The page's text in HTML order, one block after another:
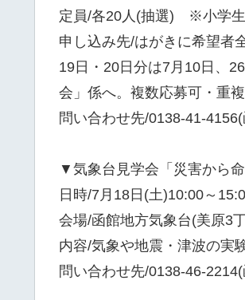
定員/各20人(抽選) ※小学生
申し込み先/はがきに希望者
19日・20日分は7月10日、
会」係へ。複数応募可・重
問い合わせ先/0138-41-
▼気象台見学会「災害から命
日時/7月18日(土)10:00～
会場/函館地方気象台(美原3
内容/気象や地震・津波の実
問い合わせ先/0138-46-